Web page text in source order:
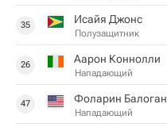
35 Исайя Джонс
Полузащитник
26 Аарон Коннолли
Нападающий
47 Фоларин Балоган
Нападающий